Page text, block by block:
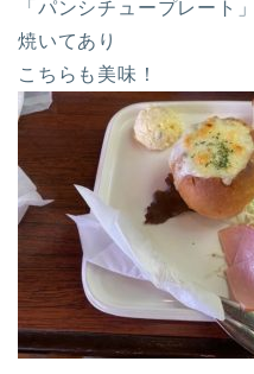
「パンシチュープレート
焼いてあり
こちらも美味！